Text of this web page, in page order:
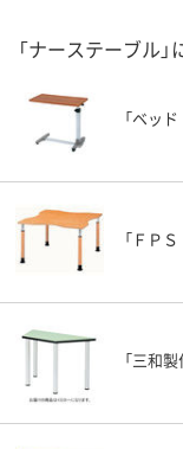
「ナーステーブル
「ベッ
「ＦＰ
「三和